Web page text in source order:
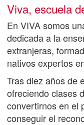
Viva, escuela
En VIVA somos
dedicada a la
extranjeras,
nativos expertos
Tras diez años de
ofreciendo clases
convertirnos en el
conseguir el